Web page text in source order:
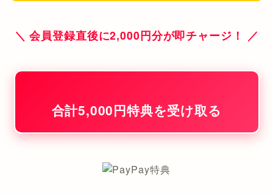
＼ 会員登録直後に2,000円分が即チャージ！ ／
合計5,000円特典を受け取る